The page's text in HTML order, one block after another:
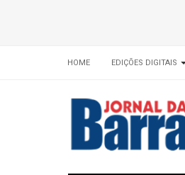
HOME EDIÇÕES DIGITAIS